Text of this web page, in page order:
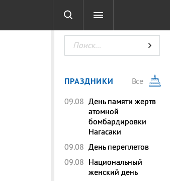
ТЕСТЫ
ПРАЗДНИКИ
Все
09.08 День памяти жертв
атомной
бомбардировки
Нагасаки
09.08 День переплетов
09.08 Национальный
женский день